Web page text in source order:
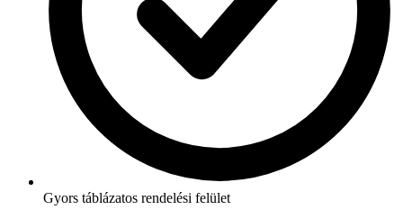
Gyors táblázatos rendelési felület